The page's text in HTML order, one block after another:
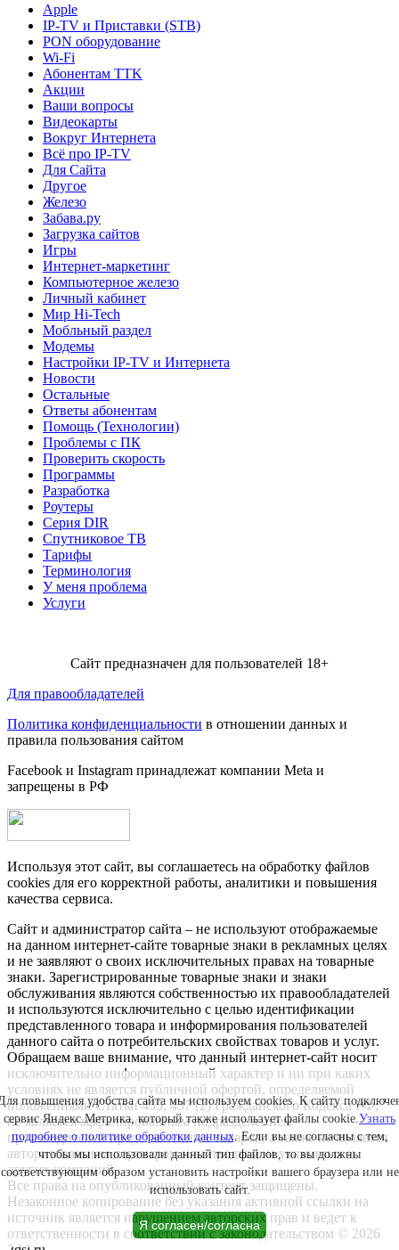
Apple
IP-TV и Приставки (STB)
PON оборудование
Wi-Fi
Абонентам TTK
Акции
Ваши вопросы
Видеокарты
Вокруг Интернета
Всё про IP-TV
Для Сайта
Другое
Железо
Забава.ру
Загрузка сайтов
Игры
Интернет-маркетинг
Компьютерное железо
Личный кабинет
Мир Hi-Tech
Мобльный раздел
Модемы
Настройки IP-TV и Интернета
Новости
Остальные
Ответы абонентам
Помощь (Технологии)
Проблемы с ПК
Проверить скорость
Программы
Разработка
Роутеры
Серия DIR
Спутниковое ТВ
Тарифы
Терминология
У меня проблема
Услуги
Сайт предназначен для пользователей 18+
Для правообладателей
Политика конфиденциальности в отношении данных и
правила пользования сайтом
Facebook и Instagram принадлежат компании Metа и
запрещены в РФ
Используя этот сайт, вы соглашаетесь на обработку файлов
cookies для его корректной работы, аналитики и повышения
качества сервиса.
Сайт и администратор сайта – не используют отображаемые
на данном интернет-сайте товарные знаки в рекламных целях
и не заявляют о своих исключительных правах на товарные
знаки. Зарегистрированные товарные знаки и знаки
обслуживания являются собственностью их правообладателей
и используются исключительно с целью идентификации
представленного товара и информирования пользователей
данного сайта о потребительских свойствах товаров и услуг.
Обращаем ваше внимание, что данный интернет-сайт носит
исключительно информационный характер и ни при каких
условиях не является публичной офертой, определяемой
положениями Статьи 435, 437 (2) Гражданского Кодекса РФ;
не является аффилированным подразделением
производителей представленных товаров, а также не является
авторизованным партнером или продавцом указанных и
других компаний.
Все права на опубликованный контент защищены.
Незаконное копирование без указания активной ссылки на
источник является нарушением авторских прав и ведет к
ответственности в соответствии с законодательством © 2026
повышения удобства сайта мы используем cookies. К сайту
сервис Яндекс.Метрика, который также использует файлы cookie.Узнать
подробнее о политике обработки данных. Если вы не согласны с тем,
чтобы мы использовали данный тип файлов, то вы должны
соответствующим образом установить настройки вашего браузера или не
использовать сайт.
Я согласен/согласна